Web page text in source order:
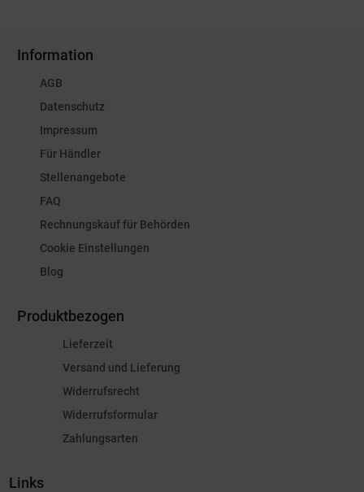
Information
AGB
Datenschutz
Impressum
Für Händler
Stellenangebote
FAQ
Rechnungskauf für Behörden
Cookie Einstellungen
Blog
Produktbezogen
Lieferzeit
Versand und Lieferung
Widerrufsrecht
Widerrufsformular
Zahlungsarten
Links